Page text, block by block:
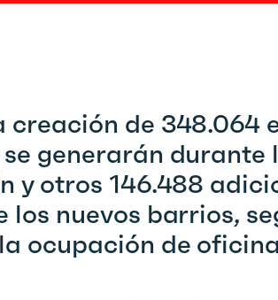
creación de 348.064
se generarán durante
y otros 146.488
los nuevos barrios,
ocupación de